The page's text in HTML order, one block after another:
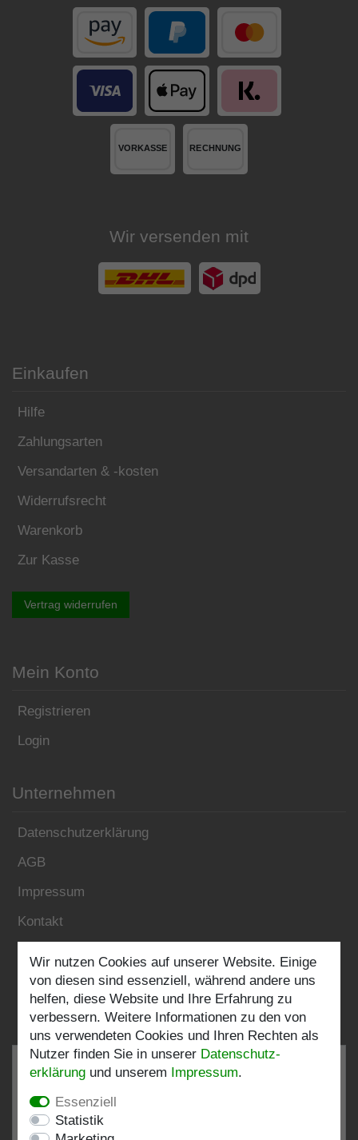
Wir versenden mit
Einkaufen
Hilfe
Zahlungsarten
Versandarten & -kosten
Widerrufsrecht
Warenkorb
Zur Kasse
Vertrag widerrufen
Mein Konto
Registrieren
Login
Unternehmen
Datenschutzerklärung
AGB
Impressum
Kontakt
Folgen Sie uns:
Wir nutzen Cookies auf unserer Website. Einige
von diesen sind essenziell, während andere uns
helfen, diese Website und Ihre Erfahrung zu
verbessern. Weitere Informationen zu den von
uns verwendeten Cookies und Ihren Rechten als
Nutzer finden Sie in unserer Daten­schutz­
erklärung und unserem Impressum.
Essenziell
Statistik